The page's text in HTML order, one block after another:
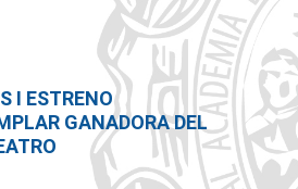
I ESTRENO
GANADORA DEL